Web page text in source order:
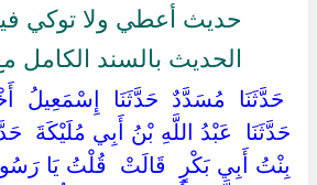
حديث أعطي ولا توكي
الحديث بالسند الكامل
‏حَدَّثَنَا ‏ ‏مُسَدَّدٌ ‏ ‏حَدَّثَنَا ‏ ‏إِسْمَعِيلُ
‏حَدَّثَنَا ‏ ‏عَبْدُ اللَّهِ بْنُ أَبِي مُلَيْكَةَ
بِنْتُ أَبِي بَكْرٍ ‏ ‏قَالَتْ ‏ ‏قُلْتُ يَا